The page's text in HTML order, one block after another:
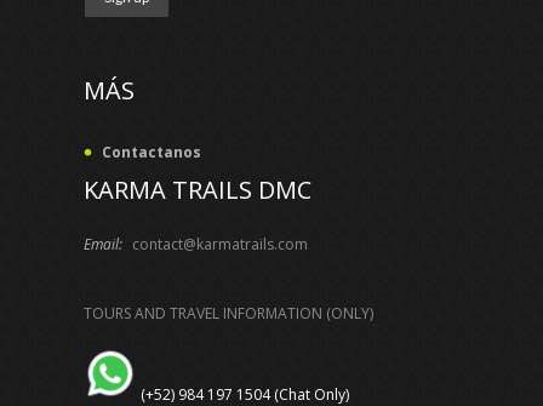
MÁS
Contactanos
KARMA TRAILS DMC
Email: contact@karmatrails.com
TOURS AND TRAVEL INFORMATION (ONLY)
(+52) 984 197 1504 (Chat Only)